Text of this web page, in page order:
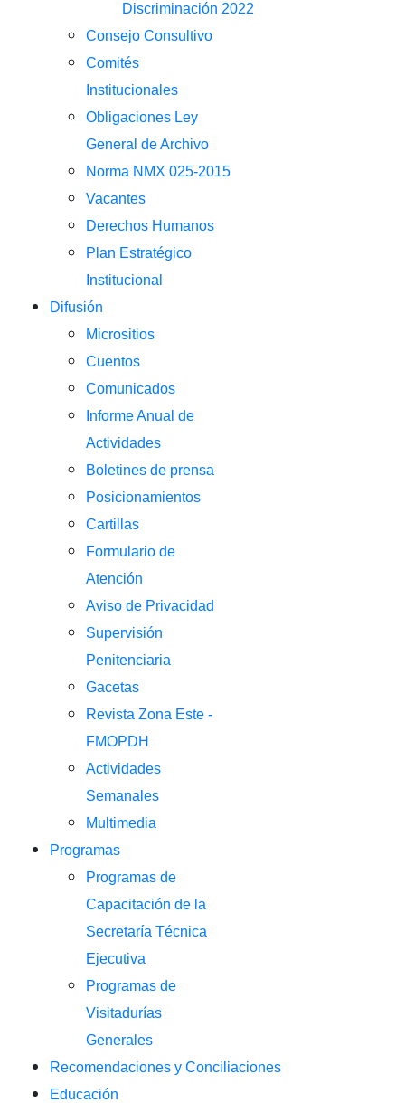
Discriminación 2022
Consejo Consultivo
Comités
Institucionales
Obligaciones Ley
General de Archivo
Norma NMX 025-2015
Vacantes
Derechos Humanos
Plan Estratégico
Institucional
Difusión
Micrositios
Cuentos
Comunicados
Informe Anual de
Actividades
Boletines de prensa
Posicionamientos
Cartillas
Formulario de
Atención
Aviso de Privacidad
Supervisión
Penitenciaria
Gacetas
Revista Zona Este -
FMOPDH
Actividades
Semanales
Multimedia
Programas
Programas de
Capacitación de la
Secretaría Técnica
Ejecutiva
Programas de
Visitadurías
Generales
Recomendaciones y Conciliaciones
Educación